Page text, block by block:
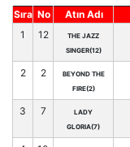
Sıra No Atın Adı
1
12
THE JAZZ
SINGER(12)
2 2
BEYOND THE
FIRE(2)
3 7
LADY
GLORIA(7)